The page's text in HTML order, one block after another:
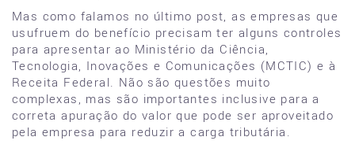
Mas como falamos no último post, as empresas que
usufruem do benefício precisam ter alguns controles
para apresentar ao Ministério da Ciência,
Tecnologia, Inovações e Comunicações (MCTIC) e à
Receita Federal. Não são questões muito
complexas, mas são importantes inclusive para a
correta apuração do valor que pode ser aproveitado
pela empresa para reduzir a carga tributária.